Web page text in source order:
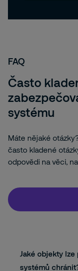
FAQ
Často
systému
Máte nějaké
často kladené
odpovědi na věci,
Jaké objekty
systémů